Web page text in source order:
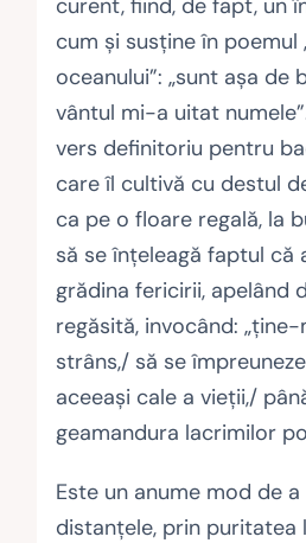
curent, fiind, de fapt, un
cum şi susţine în poemul
oceanului”: „sunt aşa de
vântul mi-a uitat
vers definitoriu pentru
care îl cultivă cu destul
ca pe o floare regală, la
să se înţeleagă faptul că
grădina fericirii, apelând
regăsită, invocând:
strâns,/ să se
aceeaşi cale a vieţii,/
geamandura lacrimilor
Este un anume mod de
distanţele, prin puritatea